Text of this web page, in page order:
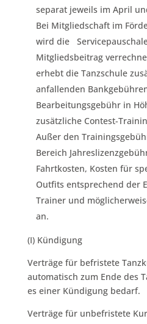
separat jeweils im April
Bei Mitgliedschaft im
wird die
Mitgliedsbeitrag
erhebt die Tanzschule
anfallenden
Bearbeitungsgebühr in
zusätzliche Contest-
Außer den
Bereich
Fahrtkosten, Kosten für
Outfits entsprechend der
Trainer und
an.
(I) Kündigung
Verträge für befristete
automatisch zum Ende des
es einer Kündigung bedarf.
Verträge für unbefristete